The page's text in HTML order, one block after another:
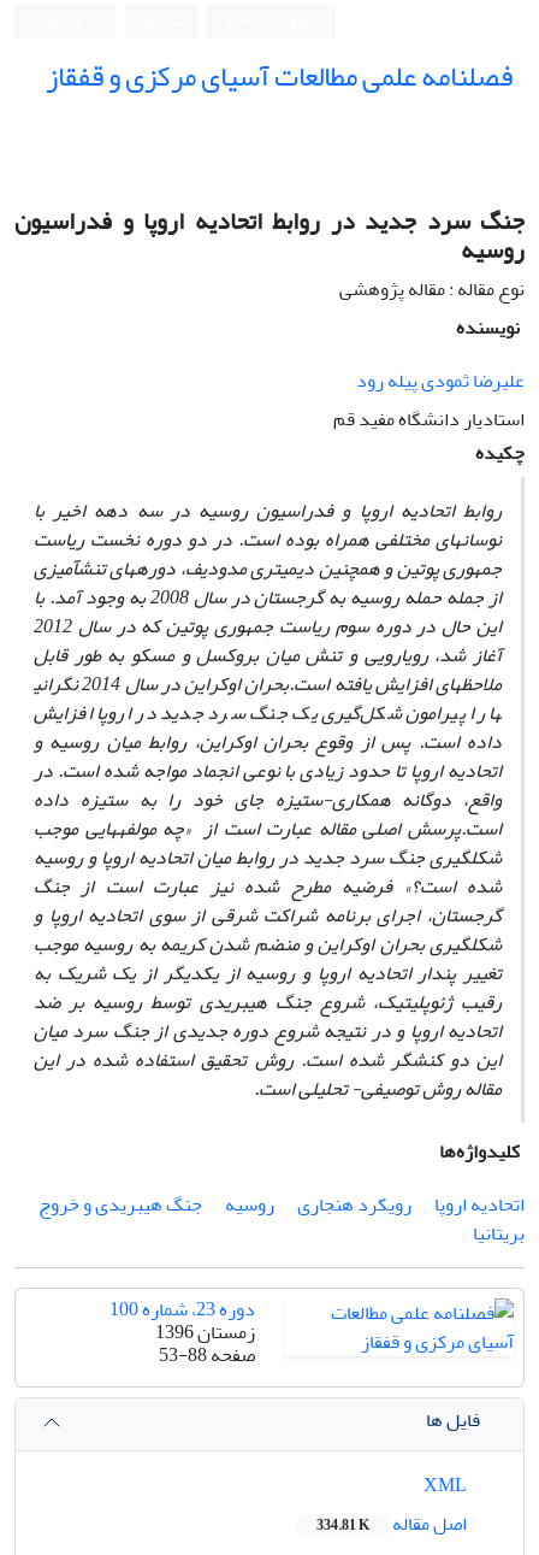
فصلنامه علمی مطالعات آسیای مرکزی و قفقاز
جنگ سرد جدید در روابط اتحادیه اروپا و فدراسیون
روسیه
نوع مقاله : مقاله پژوهشی
نویسنده
علیرضا ثمودی پیله رود
اﺳﺘﺎدﯾﺎر داﻧﺸﮕﺎه ﻣﻔﯿﺪ ﻗﻢ
چکیده
روابط اتحادیه اروپا و فدراسیون روسیه در سه دهه اخیر با
نوسان­های مختلفی همراه بوده است. در دو دوره نخست ریاست
جمهوری پوتین و همچنین دیمیتری مدودیف، دورههای تنشآمیزی
از جمله حمله روسیه به گرجستان در سال 2008 به وجود آمد. با
این حال در دوره سوم ریاست جمهوری پوتین که در سال 2012
آغاز شد، رویارویی و تنش میان بروکسل و مسکو به طور قابل
ملاحظهای افزایش یافته است.بحران اوکراین در سال 2014 نگرانی
ها را پیرامون شکل‌گیری یک جنگ سرد جدید در اروپا افزایش
داده است. پس از وقوع بحران اوکراین، روابط میان روسیه و
اتحادیه اروپا تا حدود زیادی با نوعی انجماد مواجه شده است. در
واقع، دوگانه همکاری-ستیزه جای خود را به ستیزه داده
است.پرسش اصلی مقاله عبارت است از «چه مولفه­هایی موجب
شکل­گیری جنگ سرد جدید در روابط میان اتحادیه اروپا و روسیه
شده است؟» فرضیه مطرح شده نیز عبارت است از جنگ
گرجستان، اجرای برنامه شراکت شرقی از سوی اتحادیه اروپا و
شکل­گیری بحران اوکراین و منضم شدن کریمه به روسیه موجب
تغییر پندار اتحادیه اروپا و روسیه از یکدیگر از یک شریک به
رقیب ژئوپلیتیک، شروع جنگ هیبریدی توسط روسیه بر ضد
اتحادیه اروپا و در نتیجه شروع دوره جدیدی از جنگ سرد میان
این دو کنشگر شده است. روش ﺗﺤﻘﯿﻖ اﺳﺘﻔﺎده ﺷﺪه در اﯾﻦ
ﻣﻘﺎﻟﻪ روش ﺗﻮﺻﯿﻔﯽ- ﺗﺤﻠﯿﻠﯽ اﺳﺖ.
کلیدواژه‌ها
اتحادیه اروپا
رویکرد هنجاری روسیه
جنگ هیبریدی و خروج
بریتانیا
دوره 23، شماره 100
زمستان 1396
صفحه53-88
فایل ها
اصل مقاله
334.81 K